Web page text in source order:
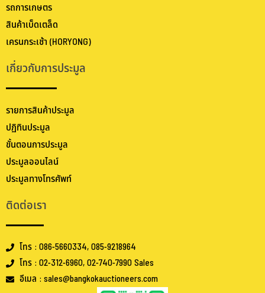
รถการเกษตร
สินค้าเบ็ดเตล็ด
เครนกระเช้า (HORYONG)
เกี่ยวกับการประมูล
รายการสินค้าประมูล
ปฏิทินประมูล
ขั้นตอนการประมูล
ประมูลออนไลน์
ประมูลทางโทรศัพท์
ติดต่อเรา
โทร : 086-5660334, 085-9218964
โทร : 02-312-6960, 02-740-7990 Sales
อีเมล : sales@bangkokauctioneers.com